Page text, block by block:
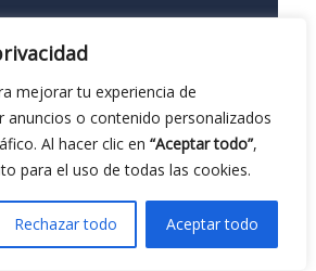
mejorar tu experiencia de
anuncios o contenido personalizados
Al hacer clic en “Aceptar todo”,
para el uso de todas las cookies.
Rechazar todo Aceptar todo
una casa antigua y nos
perder la estética del
de Deco
reforzó la
las tejas rotas
impermeabilización